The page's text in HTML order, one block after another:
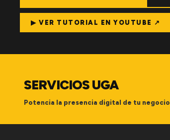
▶ VER TUTORIAL EN YOUTUBE ↗
SERVICIOS UGA
Potencia la presencia digital de tu negocio